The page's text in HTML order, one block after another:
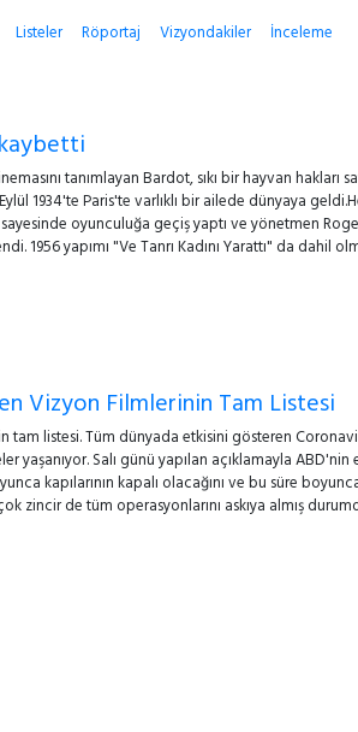
Listeler Röportaj Vizyondakiler
İnceleme
tanımlayan Bardot, sıkı bir hayvan hakları
1934'te Paris'te varlıklı bir ailede dünyaya
oyunculuğa geçiş yaptı ve yönetmen
1956 yapımı "Ve Tanrı Kadını Yarattı" da dahil
Vizyon Filmlerinin Tam Listesi
listesi. Tüm dünyada etkisini gösteren
Salı günü yapılan açıklamayla
kapılarının kapalı olacağını ve bu süre
zincir de tüm operasyonlarını askıya almış